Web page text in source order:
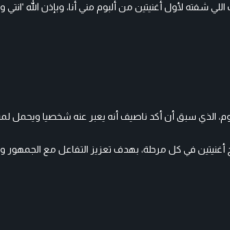
لأول أغنيتين من ألبوم مني أنا، وبإذن الله 'انتي
الذي سبق أن أكد ناصيف أنه يعبر عنه شخصيا ويحمل
أغنيتين في كل مرحلة، بهدف تعزيز التفاعل مع الجمهور